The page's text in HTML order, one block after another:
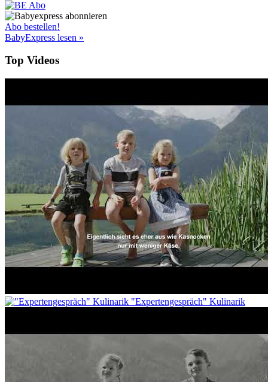
Abo bestellen!
BabyExpress lesen »
Top Videos
"Expertengespräch" Kulinarik